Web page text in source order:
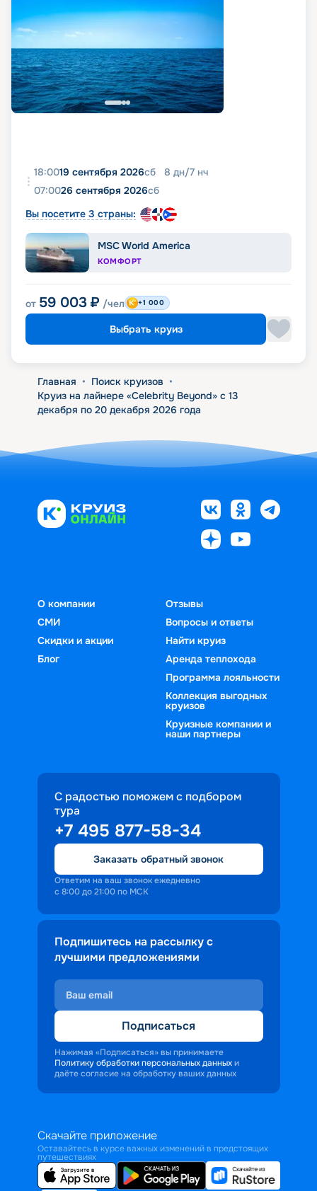
18:0019 сентября 2026сб 8 дн/7 нч
07:0026 сентября 2026сб
Вы посетите 3 страны:
MSC World America
КОМФОРТ
от 59 003 ₽ /чел +1 000
Выбрать круиз
Главная • Поиск круизов •
Круиз на лайнере «Celebrity Beyond» с 13
декабря по 20 декабря 2026 года
О компании
СМИ
Скидки и акции
Блог
Отзывы
Вопросы и ответы
Найти круиз
Аренда теплохода
Программа лояльности
Коллекция выгодных
круизов
Круизные компании и
наши партнеры
С радостью поможем с подбором
тура
+7 495 877-58-34
Заказать обратный звонок
Ответим на ваш звонок ежедневно
с 8:00 до 21:00 по МСК
Подпишитесь на рассылку с
лучшими предложениями
Подписаться
Нажимая «Подписаться» вы принимаете
Политику обработки персональных данных и
даёте согласие на обработку ваших данных
Скачайте приложение
Оставайтесь в курсе важных изменений в предстоящих
путешествиях